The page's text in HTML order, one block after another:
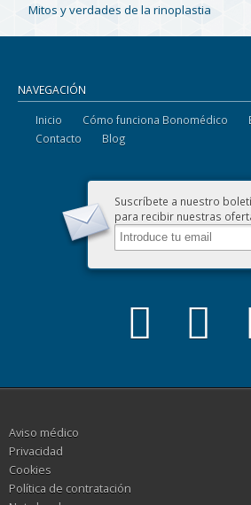
Mitos y verdades de la rinoplastia
NAVEGACIÓN
Inicio Cómo funciona Bonomédico
Contacto
Blog
Suscríbete a nuestro
para recibir nuestras
Aviso médico
Privacidad
Cookies
Política de contratación